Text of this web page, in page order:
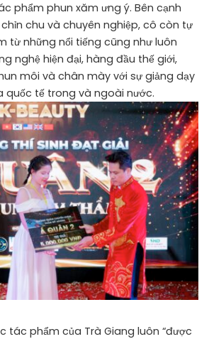
phẩm phun xăm ưng ý. Bên cạnh
chu và chuyên nghiệp, cô còn tự
từ những nổi tiếng cũng như luôn
nghệ hiện đại, hàng đầu thế giới,
môi và chân mày với sự giảng dạy
quốc tế trong và ngoài nước.
tác phẩm của Trà Giang luôn “được